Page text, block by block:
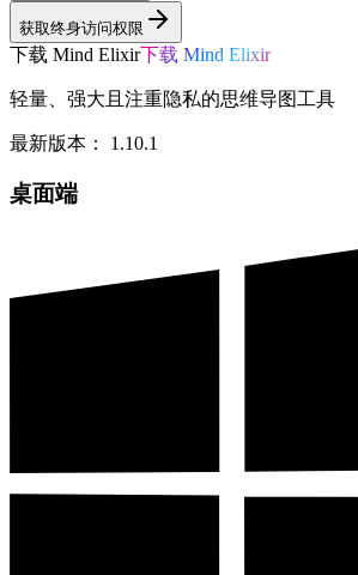
获取终身访问权限
下载 Mind Elixir下载 Mind Elixir
轻量、强大且注重隐私的思维导图工具
最新版本： 1.10.1
桌面端